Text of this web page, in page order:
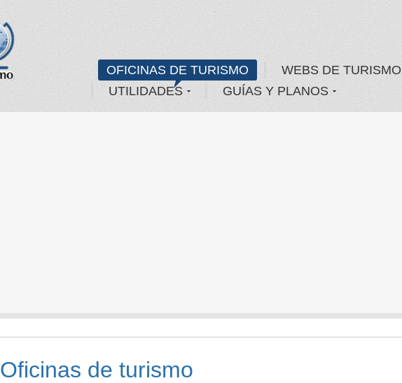
OFICINAS DE TURISMO WEBS DE TURISMO
UTILIDADES
GUÍAS Y PLANOS
Oficinas de turismo